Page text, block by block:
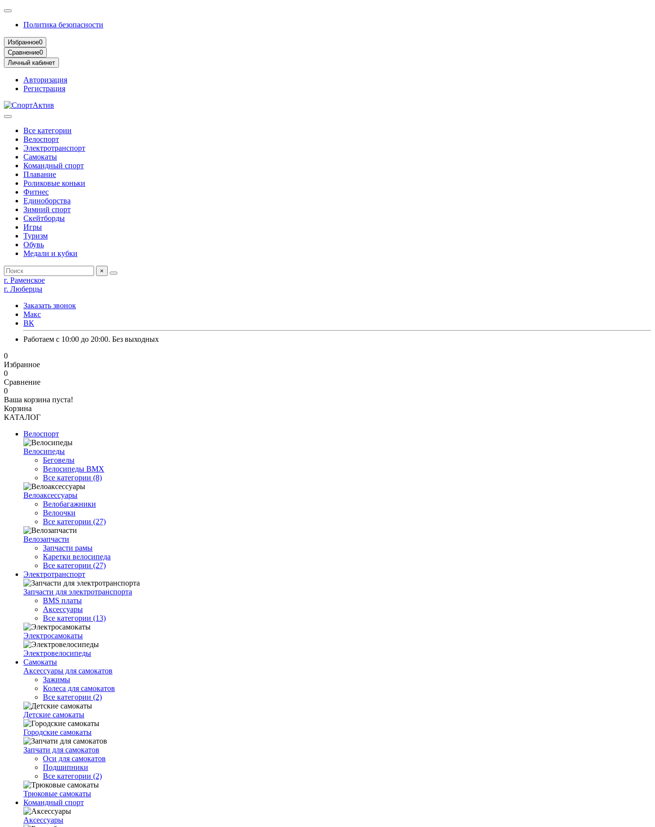
Политика безопасности
Избранное0
Сравнение0
Личный кабинет
Авторизация
Регистрация
Все категории
Велоспорт
Электротранспорт
Самокаты
Командный спорт
Плавание
Роликовые коньки
Фитнес
Единоборства
Зимний спорт
Скейтборды
Игры
Туризм
Обувь
Медали и кубки
×
г. Раменское
г. Люберцы
Заказать звонок
Макс
ВК
Работаем с 10:00 до 20:00. Без выходных
0
Избранное
0
Сравнение
0
Ваша корзина пуста!
Корзина
КАТАЛОГ
Велоспорт
Велосипеды
Беговелы
Велосипеды BMX
Все категории (8)
Велоаксессуары
Велобагажники
Велоочки
Все категории (27)
Велозапчасти
Запчасти рамы
Каретки велосипеда
Все категории (27)
Электротранспорт
Запчасти для электротранспорта
BMS платы
Аксессуары
Все категории (13)
Электросамокаты
Электровелосипеды
Самокаты
Аксессуары для самокатов
Зажимы
Колеса для самокатов
Все категории (2)
Детские самокаты
Городские самокаты
Запчати для самокатов
Оси для самокатов
Подшипники
Все категории (2)
Трюковые самокаты
Командный спорт
Аксессуары